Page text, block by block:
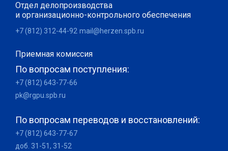
Отдел делопроизводства
и организационно-контрольного обеспечения
+7 (812) 312-44-92 mail@herzen.spb.ru
Приемная комиссия
По вопросам поступления:
+7 (812) 643-77-66
pk@rgpu.spb.ru
По вопросам переводов и восстановлений:
+7 (812) 643-77-67
доб. 31-51, 31-52